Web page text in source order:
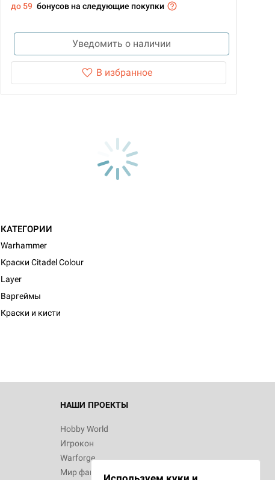
до 59 бонусов на следующие покупки
Уведомить о наличии
В избранное
КАТЕГОРИИ
Warhammer
Краски Citadel Colour
Layer
Варгеймы
Краски и кисти
НАШИ ПРОЕКТЫ
Hobby World
Игрокон
Warforge
Мир фантастики